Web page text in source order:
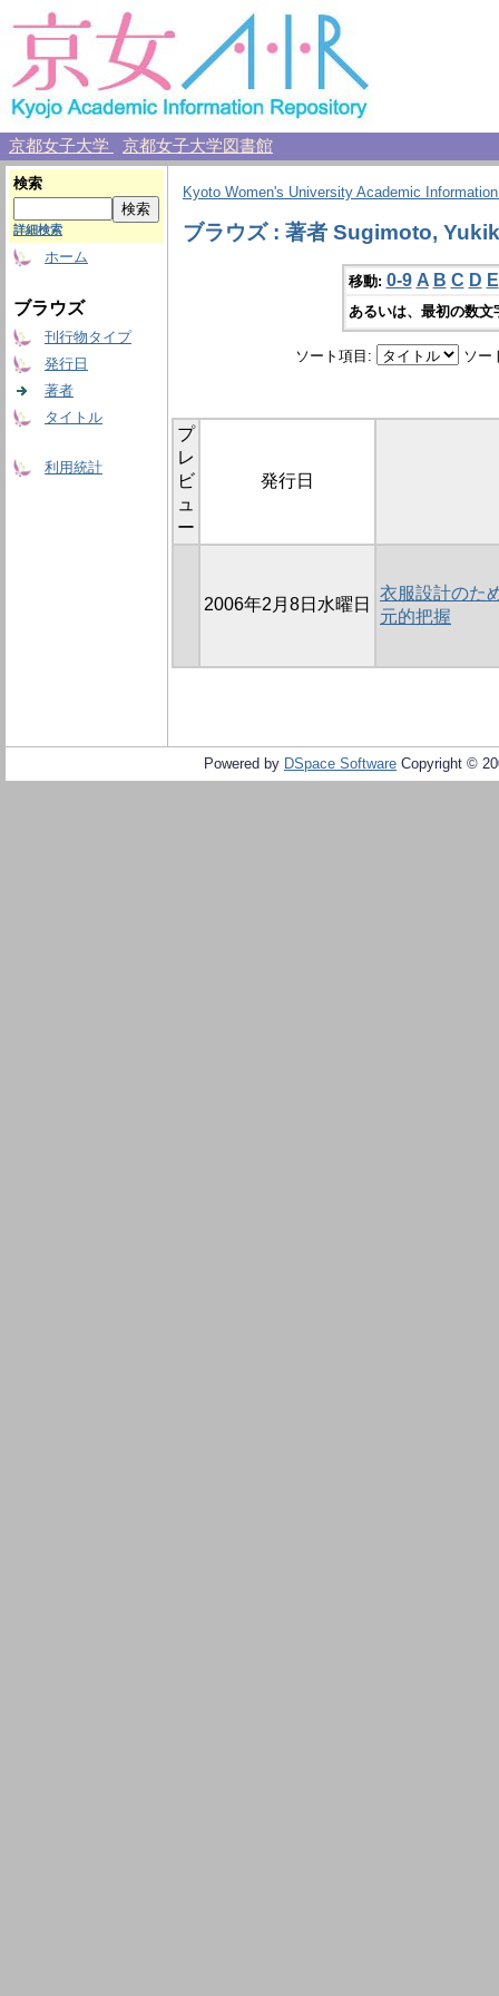
京都女子大学 京都女子大学図書館
検索
詳細検索
ホーム
ブラウズ
刊行物タイプ
発行日
著者
タイトル
利用統計
Kyoto Women's University Academic
ブラウズ : 著者 Sugimoto,
移動: 0-9 A B C D E
あるいは、最初の数
ソート項目: ソー
プ
レ
ビ
ュ
ー
発行日
2006年2月8日水曜日
衣服設計のた
元的把握
Powered by DSpace Software Copyright ©